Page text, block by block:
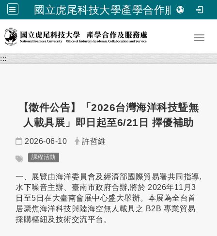
國立虎尾科技大學產學合作服務處
跳到主要內容
:::
【徵件公告】「2026台灣海洋科技曁無
人載具展」即日起至6/21日 擇優補助
日期：
2026-06-10 發布者：
許哲維
標籤：
課程活動
一、展覽由海洋委員會及經濟部國際貿易署共同指導,
水下噪音主辦、臺南市政府合辦,將於 2026年11月3
日至5日在大臺南會展中心盛大舉辦。本展為全台首
居聚焦海洋科技與陸海空無人載具之 B2B 專業貿易
採購樞紐及技術交流平台。